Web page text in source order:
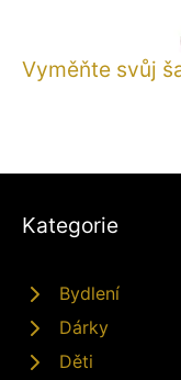
Vyměňte svůj
Kategorie
Bydlení
Dárky
Děti